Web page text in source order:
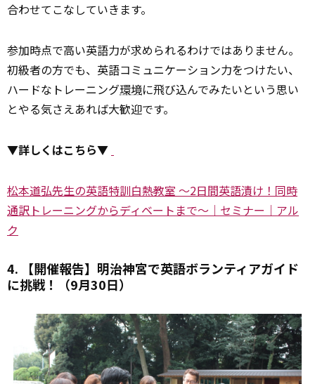
合わせてこなしていきます。
参加時点で高い英語力が求められるわけではありません。
初級者の方でも、英語コミュニケーション力をつけたい、
ハードなトレーニング環境に飛び込んでみたいという思い
とやる気さえあれば大歓迎です。
▼詳しくはこちら▼
松本道弘先生の英語特訓白熱教室 ～2日間英語漬け！同時
通訳トレーニングからディベートまで～｜セミナー｜アル
ク
4. 【開催報告】明治神宮で英語ボランティアガイド
に挑戦！（9月30日）